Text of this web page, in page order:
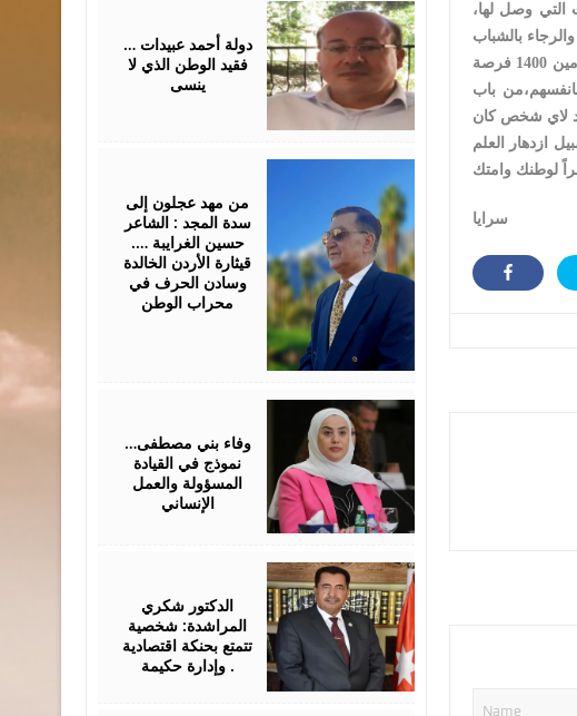
التي وصل لها،
الطراونة ابن الاكارم، تربى في بيت عز، وصاحب الخطط التي يصفها طلبته بالجهنمية ، حيث وقبيل مغادرته الجامعة استطاع تامين 1400 فرصة
باب
ازدهار العلم
سرايا
دولة أحمد عبيدات …
فقيد الوطن الذي لا
ينسى
من مهد عجلون إلى
سدة المجد : الشاعر
حسين الغرايبة ….
قيثارة الأردن الخالدة
وسادن الحرف في
محراب الوطن
وفاء بني مصطفى…
نموذج في القيادة
المسؤولة والعمل
الإنساني
الدكتور شكري
المراشدة: شخصية
تتمتع بحنكة اقتصادية
وإدارة حكيمة .